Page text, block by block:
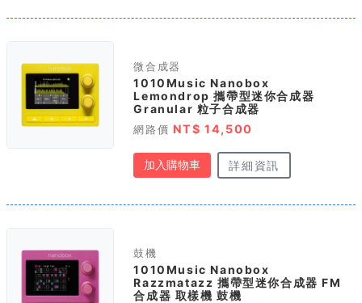
微合成器
1010Music Nanobox
Lemondrop 攜帶型迷你合成器
Granular 粒子合成器
網路價 NT$ 14,500
加入購物車 詳細資訊
鼓機
1010Music Nanobox
Razzmatazz 攜帶型迷你合成器 FM
合成器 取樣機 鼓機